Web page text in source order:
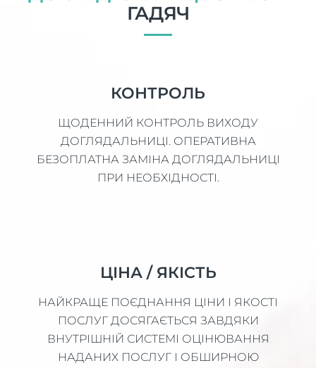
ГАДЯЧ
КОНТРОЛЬ
ЩОДЕННИЙ КОНТРОЛЬ ВИХОДУ
ДОГЛЯДАЛЬНИЦІ. ОПЕРАТИВНА
БЕЗОПЛАТНА ЗАМІНА ДОГЛЯДАЛЬНИЦІ
ПРИ НЕОБХІДНОСТІ.
ЦІНА / ЯКІСТЬ
НАЙКРАЩЕ ПОЄДНАННЯ ЦІНИ І ЯКОСТІ
ПОСЛУГ ДОСЯГАЄТЬСЯ ЗАВДЯКИ
ВНУТРІШНІЙ СИСТЕМІ ОЦІНЮВАННЯ
НАДАНИХ ПОСЛУГ І ОБШИРНОЮ